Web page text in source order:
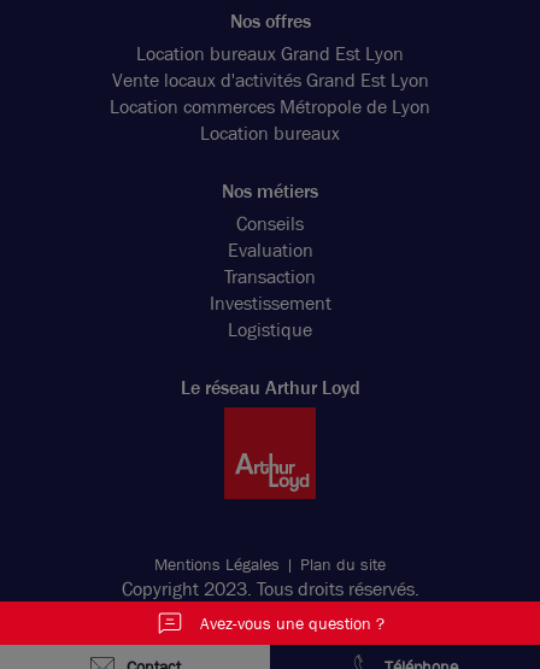
Nos offres
Location bureaux Grand Est Lyon
Vente locaux d'activités Grand Est Lyon
Location commerces Métropole de Lyon
Location bureaux
Nos métiers
Conseils
Evaluation
Transaction
Investissement
Logistique
Le réseau Arthur Loyd
Mentions Légales Plan du site
Copyright 2023. Tous droits réservés.
Avez-vous une question ?